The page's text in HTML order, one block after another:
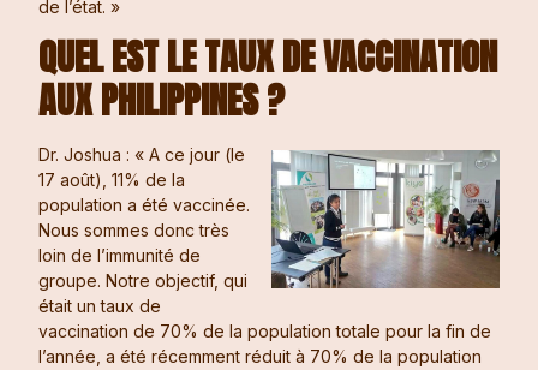
de l’état. »
QUEL EST LE TAUX DE VACCINATION
AUX PHILIPPINES ?
Dr. Joshua : « A ce jour (le
17 août), 11% de la
population a été vaccinée.
Nous sommes donc très
loin de l’immunité de
groupe. Notre objectif, qui
était un taux de
vaccination de 70% de la population totale pour la fin de
l’année, a été récemment réduit à 70% de la population